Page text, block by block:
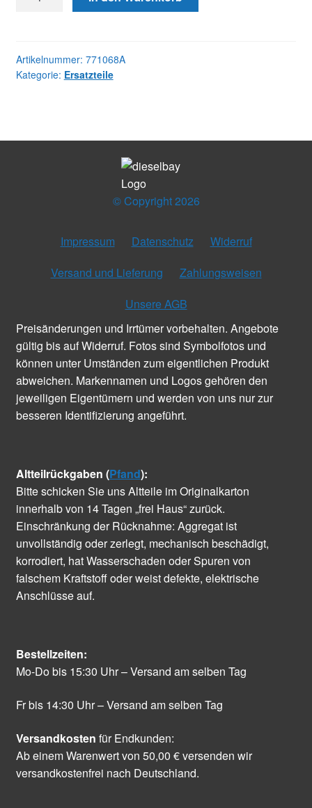
NOZZLE
Artikelnummer: 771068A
Kategorie: Ersatzteile
© Copyright 2026
Impressum Datenschutz
Widerruf
Versand und Lieferung
Zahlungsweisen
Unsere AGB
Preisänderungen und Irrtümer vorbehalten. Angebote
gültig bis auf Widerruf. Fotos sind Symbolfotos und
können unter Umständen zum eigentlichen Produkt
abweichen. Markennamen und Logos gehören den
jeweiligen Eigentümern und werden von uns nur zur
besseren Identifizierung angeführt.
Altteilrückgaben (Pfand):
Bitte schicken Sie uns Altteile im Originalkarton
innerhalb von 14 Tagen „frei Haus“ zurück.
Einschränkung der Rücknahme: Aggregat ist
unvollständig oder zerlegt, mechanisch beschädigt,
korrodiert, hat Wasserschaden oder Spuren von
falschem Kraftstoff oder weist defekte, elektrische
Anschlüsse auf.
Bestellzeiten:
Mo-Do bis 15:30 Uhr – Versand am selben Tag
Fr bis 14:30 Uhr – Versand am selben Tag
Versandkosten für Endkunden:
Ab einem Warenwert von 50,00 € versenden wir
versandkostenfrei nach Deutschland.